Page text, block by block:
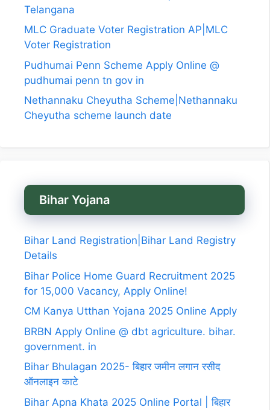
Telangana
MLC Graduate Voter Registration AP|MLC
Voter Registration
Pudhumai Penn Scheme Apply Online @
pudhumai penn tn gov in
Nethannaku Cheyutha Scheme|Nethannaku
Cheyutha scheme launch date
Bihar Yojana
Bihar Land Registration|Bihar Land Registry
Details
Bihar Police Home Guard Recruitment 2025
for 15,000 Vacancy, Apply Online!
CM Kanya Utthan Yojana 2025 Online Apply
BRBN Apply Online @ dbt agriculture. bihar.
government. in
Bihar Bhulagan 2025- बिहार जमीन लगान रसीद
ऑनलाइन काटे
Bihar Apna Khata 2025 Online Portal | बिहार